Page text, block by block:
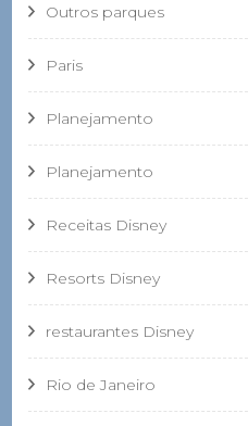
Outros parques
Paris
Planejamento
Planejamento
Receitas Disney
Resorts Disney
restaurantes Disney
Rio de Janeiro